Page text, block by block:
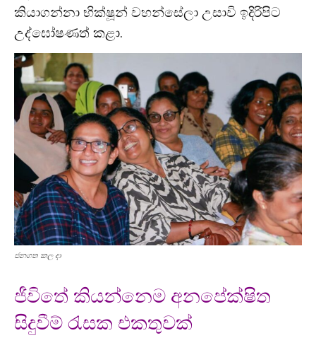
කියාගන්නා භික්ෂූන් වහන්සේලා උසාවි ඉදිරිපිට
උද්ඝෝෂණත් කළා.
ජනගත කල දා
ජීවිතේ කියන්නෙම අනපේක්ෂිත
සිදුවීම් රැසක එකතුවක්